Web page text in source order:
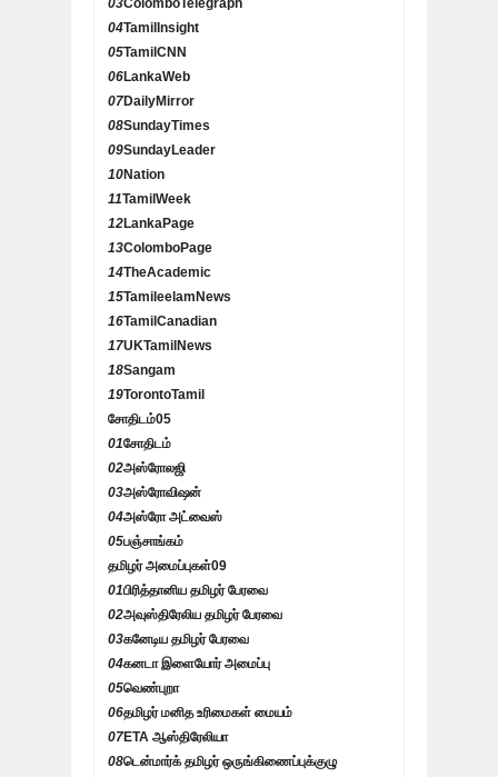
03ColomboTelegraph
04TamilInsight
05TamilCNN
06LankaWeb
07DailyMirror
08SundayTimes
09SundayLeader
10Nation
11TamilWeek
12LankaPage
13ColomboPage
14TheAcademic
15TamileelamNews
16TamilCanadian
17UKTamilNews
18Sangam
19TorontoTamil
சோதிடம்05
01சோதிடம்
02அஸ்ரோலஜி
03அஸ்ரோவிஷன்
04அஸ்ரோ அட்வைஸ்
05பஞ்சாங்கம்
தமிழர் அமைப்புகள்09
01பிரித்தானிய தமிழர் பேரவை
02அவுஸ்திரேலிய தமிழர் பேரவை
03கனேடிய தமிழர் பேரவை
04கனடா இளையோர் அமைப்பு
05வெண்புறா
06தமிழர் மனித உரிமைகள் மையம்
07ETA ஆஸ்திரேலியா
08டென்மார்க் தமிழர் ஒருங்கிணைப்புக்குழு